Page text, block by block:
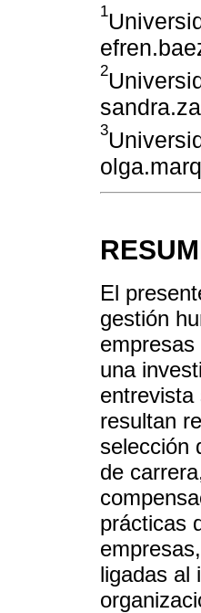
1
2
3
El
gestión
una
entrevista
resultan
selección
de
prácticas
ligadas al